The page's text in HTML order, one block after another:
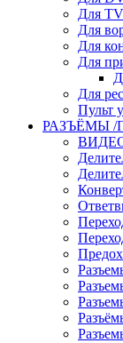
Для TV
Для
Для
Для
Для
Пульт
РАЗЪЁМЫ /